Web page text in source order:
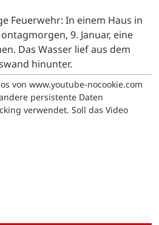
Feuerwehr: In einem Haus in
9. Januar, eine
Das Wasser lief aus dem
hinunter.
von www.youtube-nocookie.com
persistente Daten
verwendet. Soll das Video